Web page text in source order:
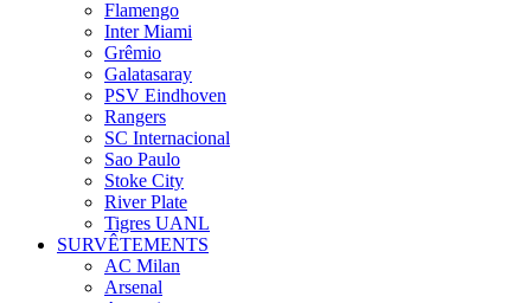
Flamengo
Inter Miami
Grêmio
Galatasaray
PSV Eindhoven
Rangers
SC Internacional
Sao Paulo
Stoke City
River Plate
Tigres UANL
SURVÊTEMENTS
AC Milan
Arsenal